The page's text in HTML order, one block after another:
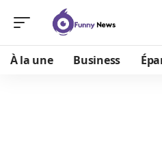
À la une Business